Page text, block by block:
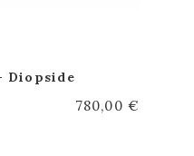
Diopside
780,00 €